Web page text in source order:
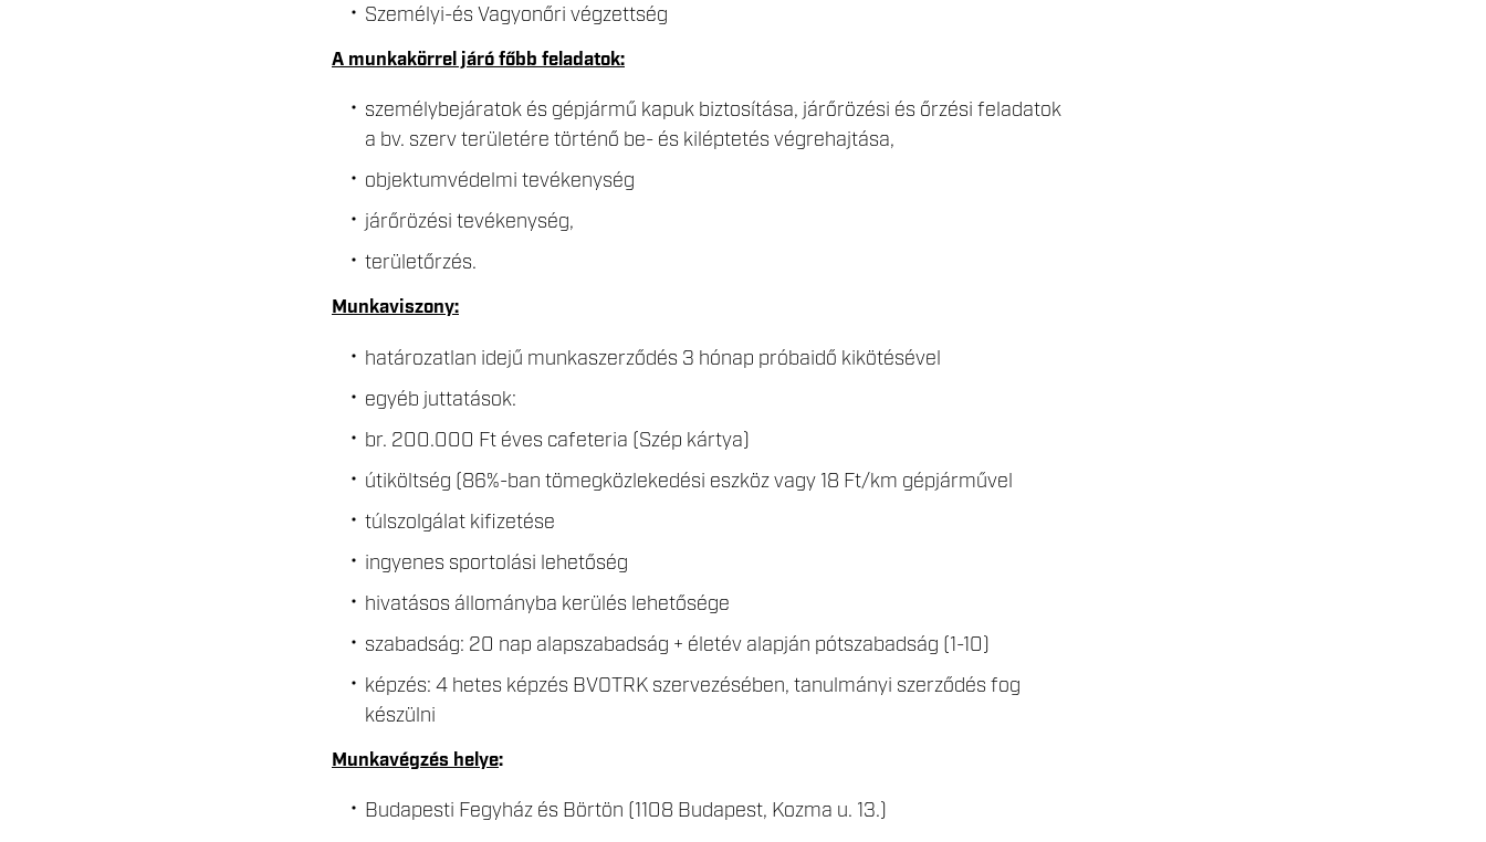
Személyi-és Vagyonőri végzettség
A munkakörrel járó főbb feladatok:
személybejáratok és gépjármű kapuk biztosítása, járőrözési és őrzési feladatok
a bv. szerv területére történő be- és kiléptetés végrehajtása,
objektumvédelmi tevékenység
járőrözési tevékenység,
területőrzés.
Munkaviszony:
határozatlan idejű munkaszerződés 3 hónap próbaidő kikötésével
egyéb juttatások:
br. 200.000 Ft éves cafeteria (Szép kártya)
útiköltség (86%-ban tömegközlekedési eszköz vagy 18 Ft/km gépjárművel
túlszolgálat kifizetése
ingyenes sportolási lehetőség
hivatásos állományba kerülés lehetősége
szabadság: 20 nap alapszabadság + életév alapján pótszabadság (1-10)
képzés: 4 hetes képzés BVOTRK szervezésében, tanulmányi szerződés fog
készülni
Munkavégzés helye:
Budapesti Fegyház és Börtön (1108 Budapest, Kozma u. 13.)